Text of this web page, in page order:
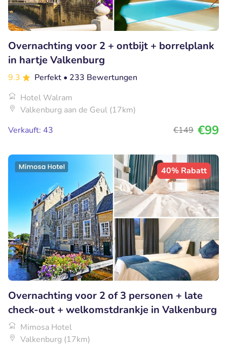
Overnachting voor 2 + ontbijt + borrelplank
in hartje Valkenburg
9.3 Perfekt • 233 Bewertungen
Hotel Walram
Valkenburg aan de Geul (17km)
Verkauft: 43
€149 €99
40% Rabatt
Overnachting voor 2 of 3 personen + late
check-out + welkomstdrankje in Valkenburg
Mimosa Hotel
Valkenburg (17km)